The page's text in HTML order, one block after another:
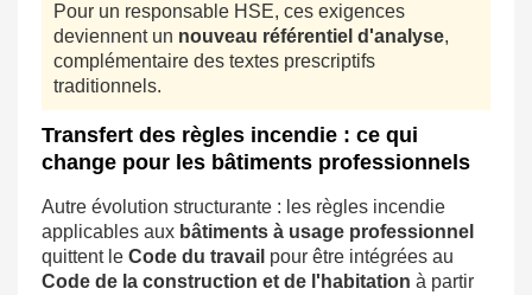
Pour un responsable HSE, ces exigences
deviennent un nouveau référentiel d'analyse,
complémentaire des textes prescriptifs
traditionnels.
Transfert des règles incendie : ce qui
change pour les bâtiments professionnels
Autre évolution structurante : les règles incendie
applicables aux bâtiments à usage professionnel
quittent le Code du travail pour être intégrées au
Code de la construction et de l'habitation à partir